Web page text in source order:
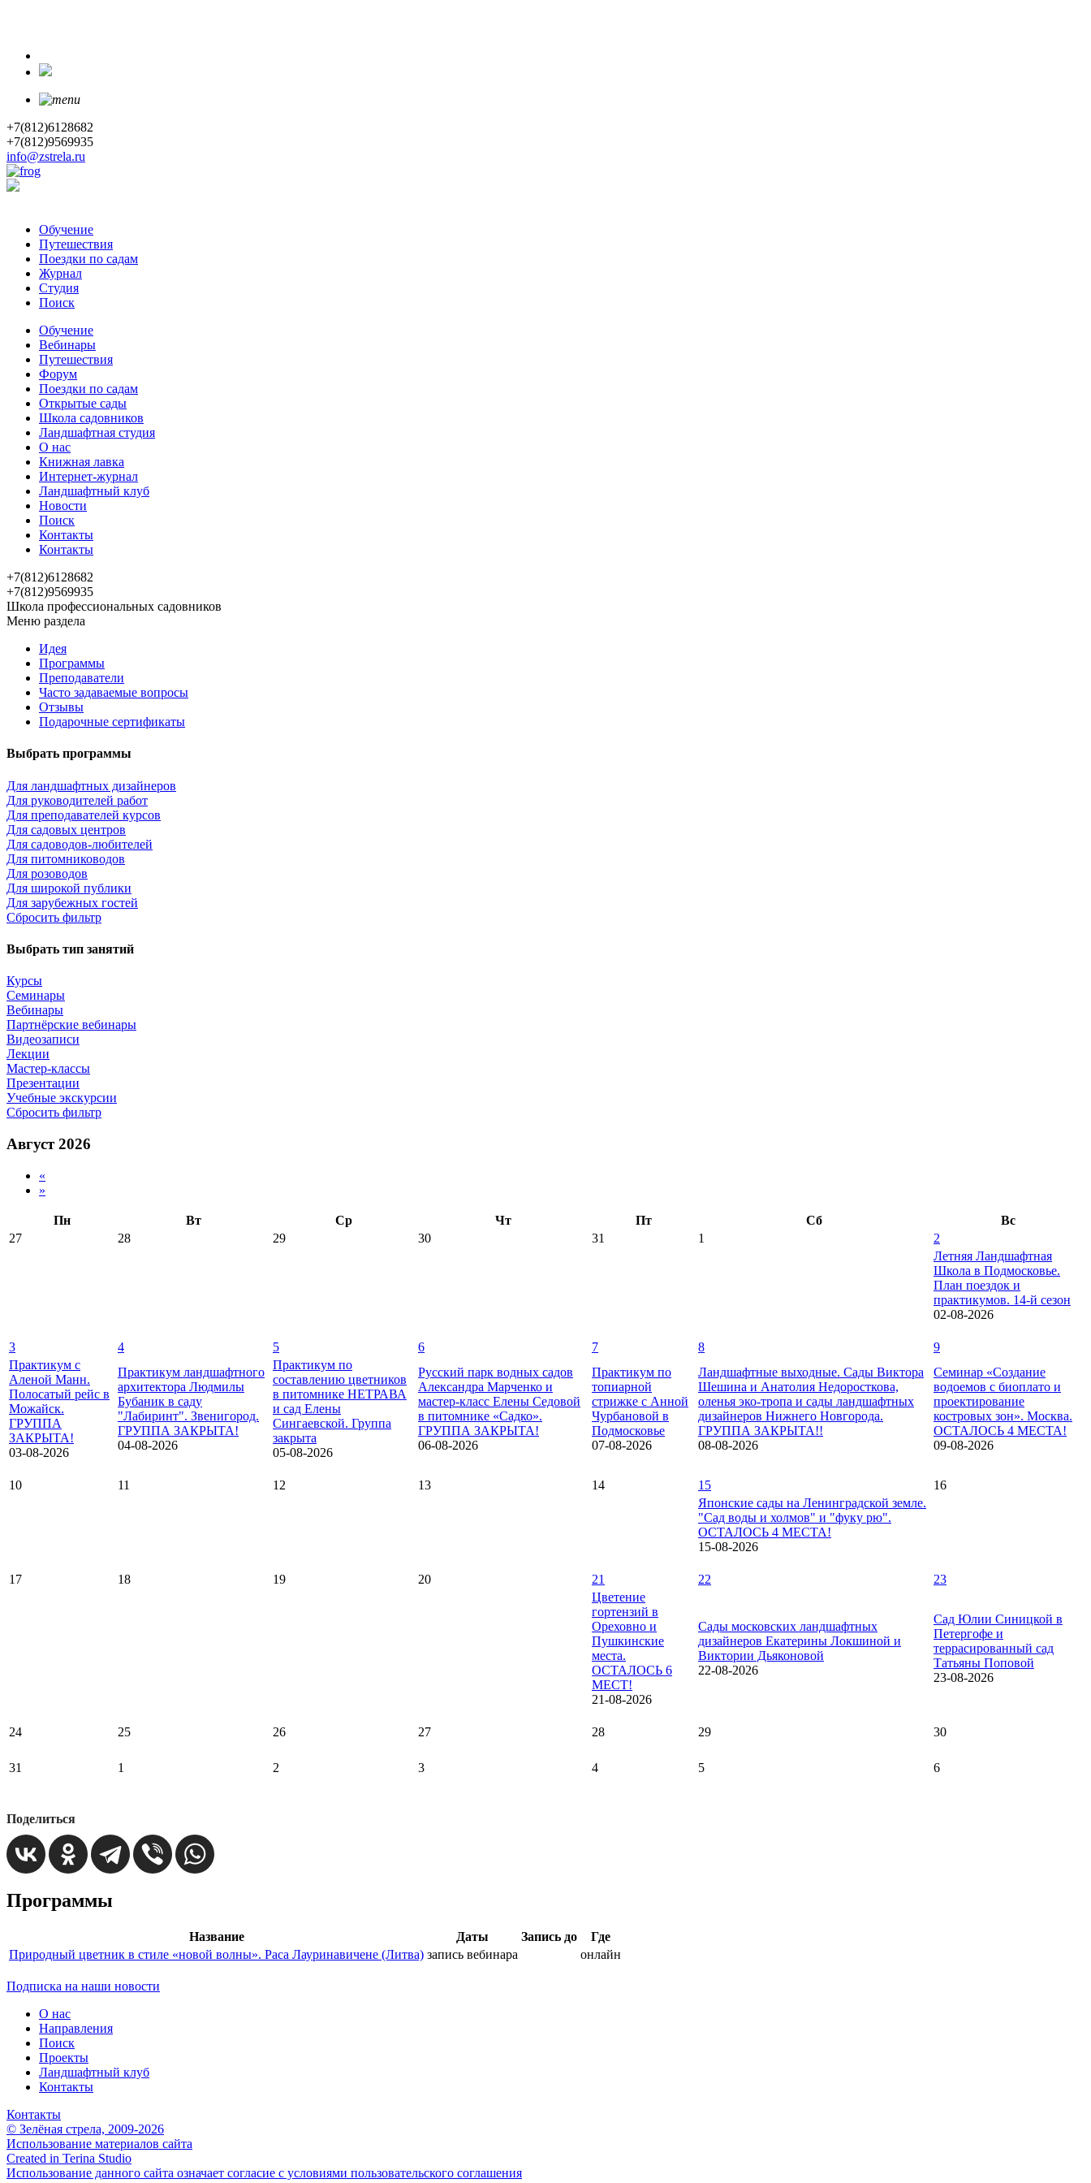
+7(812)6128682
+7(812)9569935
info@zstrela.ru
Обучение
Путешествия
Поездки по садам
Журнал
Студия
Поиск
Обучение
Вебинары
Путешествия
Форум
Поездки по садам
Открытые сады
Школа садовников
Ландшафтная студия
О нас
Книжная лавка
Интернет-журнал
Ландшафтный клуб
Новости
Поиск
Контакты
Контакты
+7(812)6128682
+7(812)9569935
Школа профессиональных садовников
Меню раздела
Идея
Программы
Преподаватели
Часто задаваемые вопросы
Отзывы
Подарочные сертификаты
Выбрать программы
Для ландшафтных дизайнеров
Для руководителей работ
Для преподавателей курсов
Для садовых центров
Для садоводов-любителей
Для питомниководов
Для розоводов
Для широкой публики
Для зарубежных гостей
Сбросить фильтр
Выбрать тип занятий
Курсы
Семинары
Вебинары
Партнёрские вебинары
Видеозаписи
Лекции
Мастер-классы
Презентации
Учебные экскурсии
Сбросить фильтр
Август 2026
«
»
Пн Вт Ср Чт Пт Сб
Вс
27
28 29 30 31 1
2
Летняя Ландшафтная
Школа в Подмосковье.
План поездок и
практикумов. 14-й сезон
02-08-2026
3 4 5 6 7 8
9
Практикум с
Аленой Манн.
Полосатый рейс в
Можайск.
ГРУППА
ЗАКРЫТА!
03-08-2026
Практикум ландшафтного
архитектора Людмилы
Бубаник в саду
"Лабиринт". Звенигород.
ГРУППА ЗАКРЫТА!
04-08-2026
Практикум по
составлению цветников
в питомнике НЕТРАВА
и сад Елены
Сингаевской. Группа
закрыта
05-08-2026
Русский парк водных садов
Александра Марченко и
мастер-класс Елены Седовой
в питомнике «Садко».
ГРУППА ЗАКРЫТА!
06-08-2026
Практикум по
топиарной
стрижке с Анной
Чурбановой в
Подмосковье
07-08-2026
Ландшафтные выходные. Сады Виктора
Шешина и Анатолия Недоросткова,
оленья эко-тропа и сады ландшафтных
дизайнеров Нижнего Новгорода.
ГРУППА ЗАКРЫТА!!
08-08-2026
Семинар «Создание
водоемов с биоплато и
проектирование
костровых зон». Москва.
ОСТАЛОСЬ 4 МЕСТА!
09-08-2026
10 11 12 13 14 15
16
Японские сады на Ленинградской земле.
"Сад воды и холмов" и "фуку рю".
ОСТАЛОСЬ 4 МЕСТА!
15-08-2026
17 18 19 20 21 22
23
Цветение
гортензий в
Ореховно и
Пушкинские
места.
ОСТАЛОСЬ 6
МЕСТ!
21-08-2026
Сады московских ландшафтных
дизайнеров Екатерины Локшиной и
Виктории Дьяконовой
22-08-2026
Сад Юлии Синицкой в
Петергофе и
террасированный сад
Татьяны Поповой
23-08-2026
24 25 26 27 28 29 30
31 1 2 3 4 5 6
Поделиться
Программы
Название Даты Запись до
Где
Природный цветник в стиле «новой волны». Раса Лауринавичене (Литва) запись вебинара онлайн
Подписка на наши новости
О нас
Направления
Поиск
Проекты
Ландшафтный клуб
Контакты
Контакты
© Зелёная стрела, 2009-2026
Использование материалов сайта
Created in Terina Studio
Использование данного сайта означает согласие с условиями пользовательского соглашения